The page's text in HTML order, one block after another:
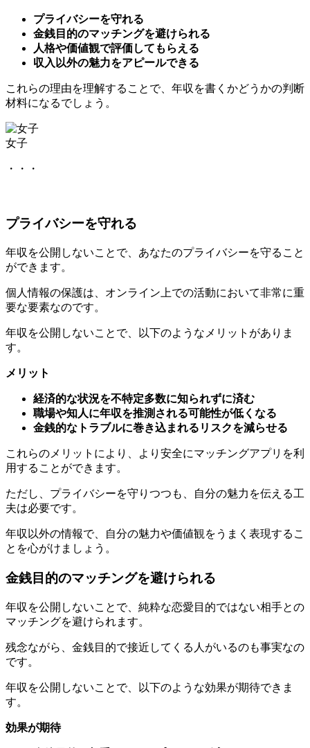
プライバシーを守れる
金銭目的のマッチングを避けられる
人格や価値観で評価してもらえる
収入以外の魅力をアピールできる
これらの理由を理解することで、年収を書くかどうかの判断
材料になるでしょう。
女子
それぞれについ
年収を公開しないことで、あなたのプライバシーを守ること
個人情報の保護は、オンライン上での活動において非常に重
年収を公開しないことで、以下のようなメリットがありま
メリット
経済的な状況を不特定多数に知られずに済む
金銭的なトラブルに巻き込まれるリスクを減らせる
これらのメリットにより、より安全にマッチングアプリを利
ただし、プライバシーを守りつつも、自分の魅力を伝える工
年収以外の情報で、自分の魅力や価値観をうまく表現するこ
金銭目的のマッチングを避けられる
年収を公開しないことで、純粋な恋愛目的ではない相手との
残念ながら、金銭目的で接近してくる人がいるのも事実なの
年収を公開しないことで、以下のような効果が期待できま
効果が期待
金銭目的の相手からのアプローチを減らせる